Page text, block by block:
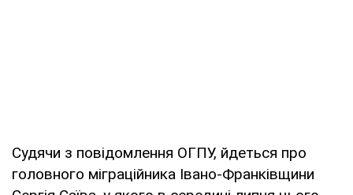
Судячи з повідомлення ОГПУ, йдеться про
головного міграційника Івано-Франківщини